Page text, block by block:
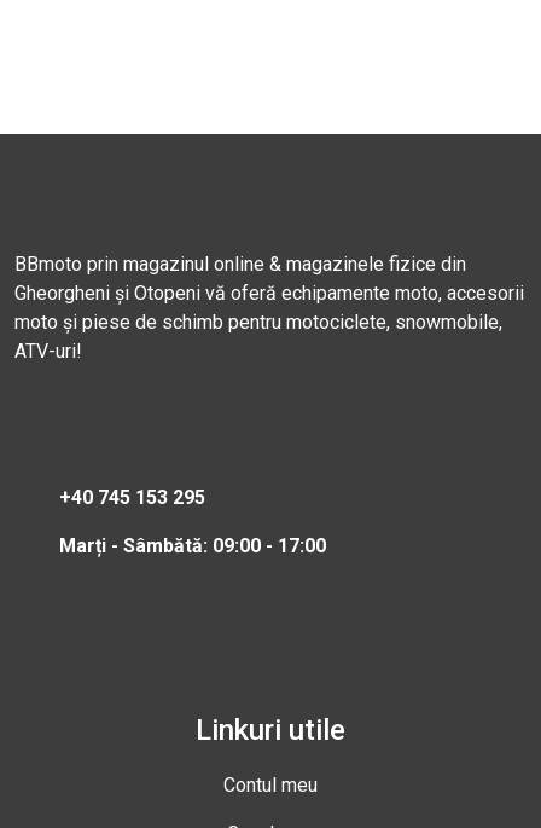
BBmoto prin magazinul online & magazinele fizice din
Gheorgheni și Otopeni vă oferă echipamente moto, accesorii
moto și piese de schimb pentru motociclete, snowmobile,
ATV-uri!
+40 745 153 295
Marți - Sâmbătă: 09:00 - 17:00
Linkuri utile
Contul meu